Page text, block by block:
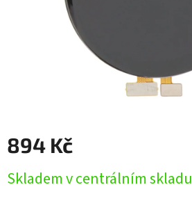
894 Kč
cena:
Skladem v centrálním skladu